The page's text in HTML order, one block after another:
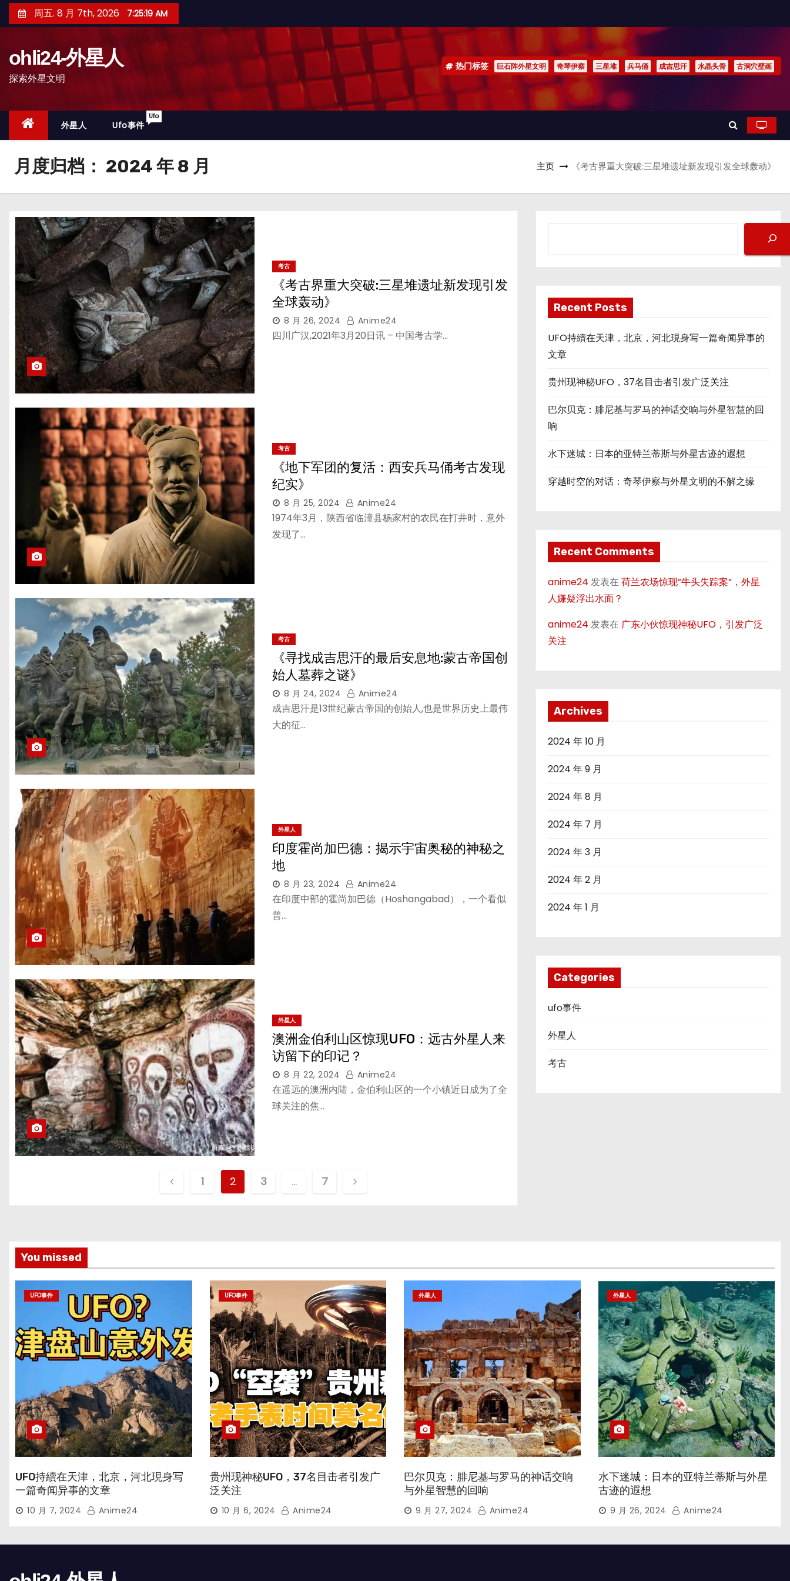
至
周五. 8 月 7th, 2026 7:25:20 AM
ohli24-外星人
探索外星文明
热门标签 巨石阵外星文明 奇琴伊察 三星堆 兵马俑 成吉思汗 水晶头骨 古洞穴壁画
外星人 Ufo事件
Ufo
月度归档： 2024 年 8 月 主页 《考古界重大突破:三星堆遗址新发现引发全球轰动》
考古
《考古界重大突破:三星堆遗址新发现引发
全球轰动》
8 月 26, 2024 Anime24
四川广汉,2021年3月20日讯 – 中国考古学…
考古
《地下军团的复活：西安兵马俑考古发现
纪实》
8 月 25, 2024 Anime24
1974年3月，陕西省临潼县杨家村的农民在打井时，意外
发现了…
考古
《寻找成吉思汗的最后安息地:蒙古帝国创
始人墓葬之谜》
8 月 24, 2024 Anime24
成吉思汗是13世纪蒙古帝国的创始人,也是世界历史上最伟
大的征…
外星人
印度霍尚加巴德：揭示宇宙奥秘的神秘之
地
8 月 23, 2024 Anime24
在印度中部的霍尚加巴德（Hoshangabad），一个看似
普…
外星人
澳洲金伯利山区惊现UFO：远古外星人来
访留下的印记？
8 月 22, 2024 Anime24
在遥远的澳洲内陆，金伯利山区的一个小镇近日成为了全
球关注的焦…
文
1 2 3 … 7
Recent Posts
UFO持續在天津，北京，河北現身写一篇奇闻异事的
文章
贵州现神秘UFO，37名目击者引发广泛关注
巴尔贝克：腓尼基与罗马的神话交响与外星智慧的回
响
水下迷城：日本的亚特兰蒂斯与外星古迹的遐想
穿越时空的对话：奇琴伊察与外星文明的不解之缘
Recent Comments
anime24 发表在荷兰农场惊现”牛头失踪案”，外星
人嫌疑浮出水面？
anime24 发表在 广东小伙惊现神秘UFO，引发广泛
关注
Archives
2024 年 10 月
2024 年 9 月
2024 年 8 月
2024 年 7 月
2024 年 3 月
2024 年 2 月
2024 年 1 月
Categories
ufo事件
外星人
考古
You missed
UFO事件
UFO持續在天津，北京，河北現身写
一篇奇闻异事的文章
10 月 7, 2024 Anime24
UFO事件
贵州现神秘UFO，37名目击者引发广
泛关注
10 月 6, 2024 Anime24
外星人
巴尔贝克：腓尼基与罗马的神话交响
与外星智慧的回响
9 月 27, 2024 Anime24
外星人
水下迷城：日本的亚特兰蒂斯与外星
古迹的遐想
9 月 26, 2024 Anime24